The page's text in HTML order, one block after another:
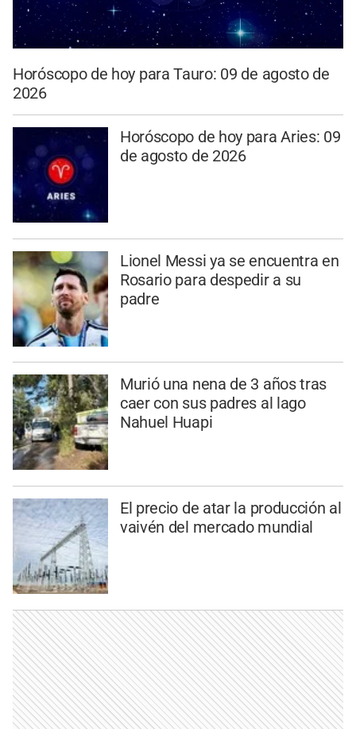
Horóscopo de hoy para Tauro: 09 de agosto de
2026
Horóscopo de hoy para Aries: 09
de agosto de 2026
Lionel Messi ya se encuentra en
Rosario para despedir a su
padre
Murió una nena de 3 años tras
caer con sus padres al lago
Nahuel Huapi
El precio de atar la producción al
vaivén del mercado mundial